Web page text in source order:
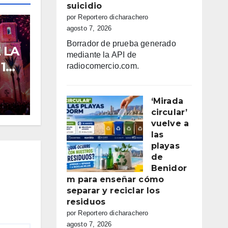
LA
suicidio
por Reportero dicharachero
agosto 7, 2026
Borrador de prueba generado
mediante la API de
radiocomercio.com.
‘Mirada
circular’
vuelve a
las
playas
de
Benidor
m para enseñar cómo
separar y reciclar los
residuos
por Reportero dicharachero
agosto 7, 2026